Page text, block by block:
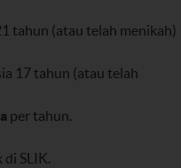
tahun (atau telah menikah)
17 tahun (atau telah
per tahun.
SLIK.